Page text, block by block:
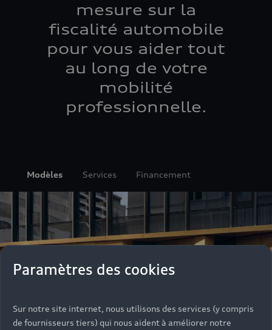
Paramètres des cookies
Sur notre site internet, nous utilisons des services (y compris
de fournisseurs tiers) qui nous aident à améliorer notre
mesure sur la
fiscalité automobile
pour vous aider tout
au long de votre
mobilité
professionnelle.
Modèles Services Financement